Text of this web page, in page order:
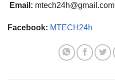
Email: mtech24h@gmail.com
Facebook: MTECH24h